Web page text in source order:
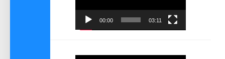
00:00 03:11